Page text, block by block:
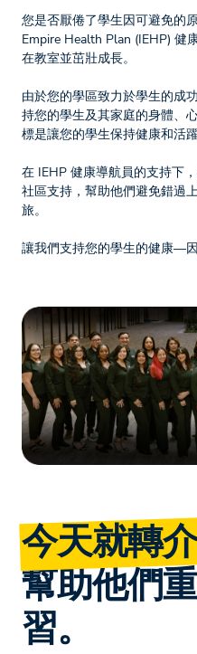
您是否厭倦了學生因可避免的
Empire Health Plan (IEHP) 健
在教室並茁壯成長。
由於您的學區致力於學生的成
持您的學生及其家庭的身體、
標是讓您的學生保持健康和活
在 IEHP 健康導航員的支持下
社區支持，幫助他們避免錯過
旅。
讓我們支持您的學生的健康—
今天就轉
幫助他們
習。